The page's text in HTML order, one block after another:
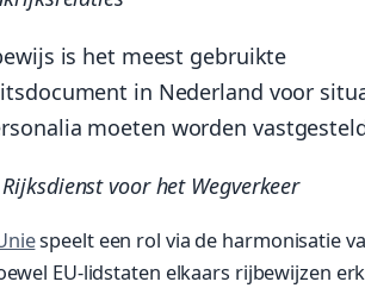
is het meest gebruikte
in Nederland voor
moeten worden
voor het Wegverkeer
speelt een rol via de harmonisatie
EU-lidstaten elkaars rijbewijzen